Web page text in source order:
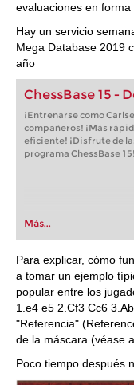
evaluaciones en forma
Hay un servicio
Mega Database 2019
año
ChessBase 15 -
¡Entrenarse como
compañeros! ¡Más
eficiente! ¡Disfrute de
programa ChessBase 15!
Más...
Para explicar, cómo
a tomar un ejemplo
popular entre los
1.e4 e5 2.Cf3 Cc6
"Referencia"
de la máscara (véase
Poco tiempo después